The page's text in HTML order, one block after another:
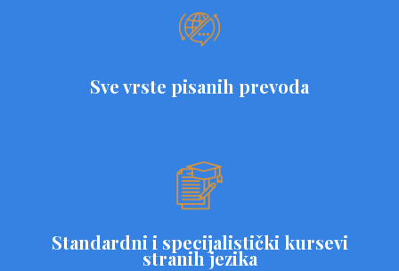
Sve vrste pisanih prevoda
Standardni i specijalistički kursevi
stranih jezika